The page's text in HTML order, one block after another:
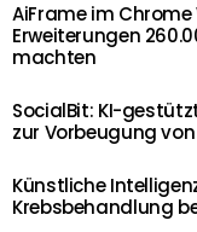
AiFrame im
Erweiterungen
machten
SocialBit: KI-
zur Vorbeugung
Künstliche
Krebsbehandlung